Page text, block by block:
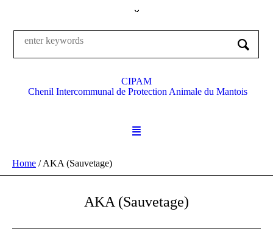
CIPAM
Chenil Intercommunal de Protection Animale du Mantois
Home /AKA (Sauvetage)
AKA (Sauvetage)